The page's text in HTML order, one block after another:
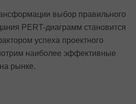
выбор правильного
PERT-диаграмм становится
успеха проектного
наиболее эффективные
рынке.